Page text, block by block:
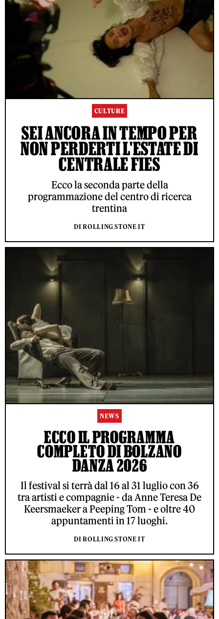
CULTURE
SEI ANCORA IN TEMPO PER
NON PERDERTI L'ESTATE DI
CENTRALE FIES
Ecco la seconda parte della
programmazione del centro di ricerca
trentina
DI ROLLING STONE IT
NEWS
ECCO IL PROGRAMMA
COMPLETO DI BOLZANO
DANZA 2026
Il festival si terrà dal 16 al 31 luglio con 36
tra artisti e compagnie - da Anne Teresa De
Keersmaeker a Peeping Tom - e oltre 40
appuntamenti in 17 luoghi.
DI ROLLING STONE IT